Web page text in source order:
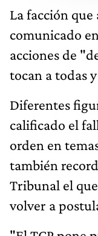
La facción
comunicado
acciones de
tocan a todas
Diferentes
calificado el
orden en
también
Tribunal el
volver a